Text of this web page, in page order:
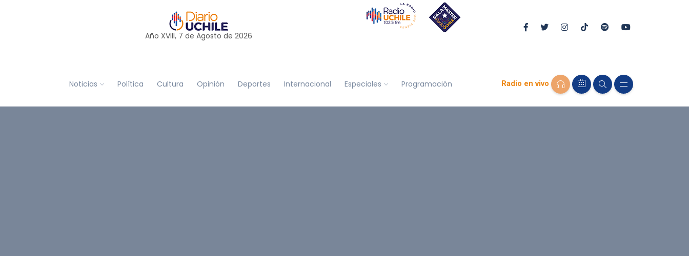
Año XVIII, 7 de Agosto de 2026
Noticias Política Cultura Opinión Deportes Internacional Especiales Programación Radio en vivo